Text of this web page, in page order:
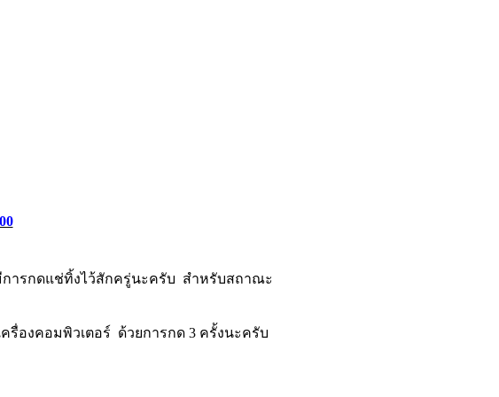
ารกดแช่ทิ้งไว้สักครู่นะครับ สำหรับสถาณะ
รื่องคอมพิวเตอร์ ด้วยการกด 3 ครั้งนะครับ